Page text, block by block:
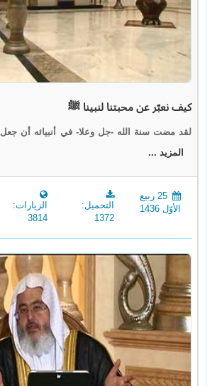
كيف نعبّر عن محبتنا لنبينا ﷺ
لقد مضت سنة الله -جل وعلا- في أنبيائه أن
المزيد ...
25 ربيع
الأوّل 1436
التحميل:
1372
الزيارات:
3814